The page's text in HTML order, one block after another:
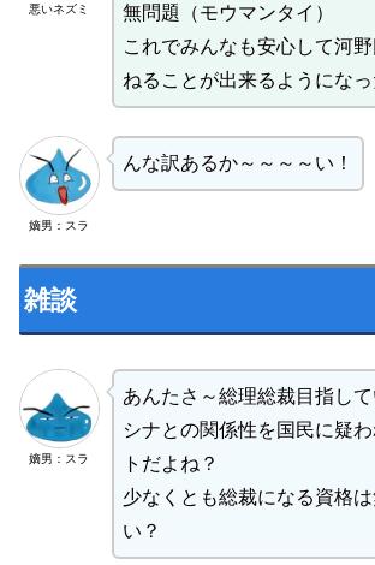
悪いネズミ
無問題（モウマンタイ）
これでみんなも安心して河
ねることが出来るようになっ
嫡男：スラ
んな訳あるか～～～～い！
雑談
嫡男：スラ
あんたさ～総理総裁目指して
シナとの関係性を国民に疑
トだよね？
少なくとも総裁になる資格
い？